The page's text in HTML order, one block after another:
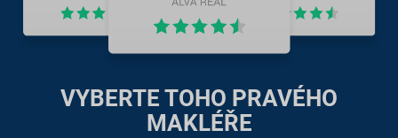
VYBERTE TOHO PRAVÉHO
MAKLÉŘE